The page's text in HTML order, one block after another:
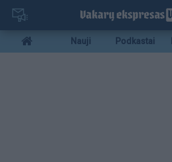
Pereiti
pagrindinį
turinį
Mobile
menu
Nauji Podkastai